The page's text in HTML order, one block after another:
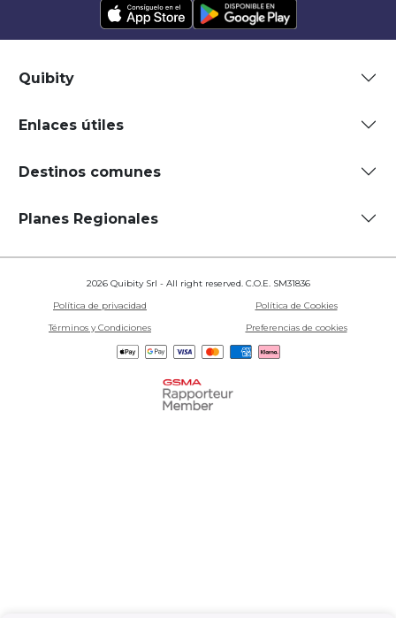
Quibity
Enlaces útiles
Destinos comunes
Planes Regionales
2026 Quibity Srl - All right reserved. C.O.E. SM31836
Política de privacidad
Política de Cookies
Términos y Condiciones
Preferencias de cookies